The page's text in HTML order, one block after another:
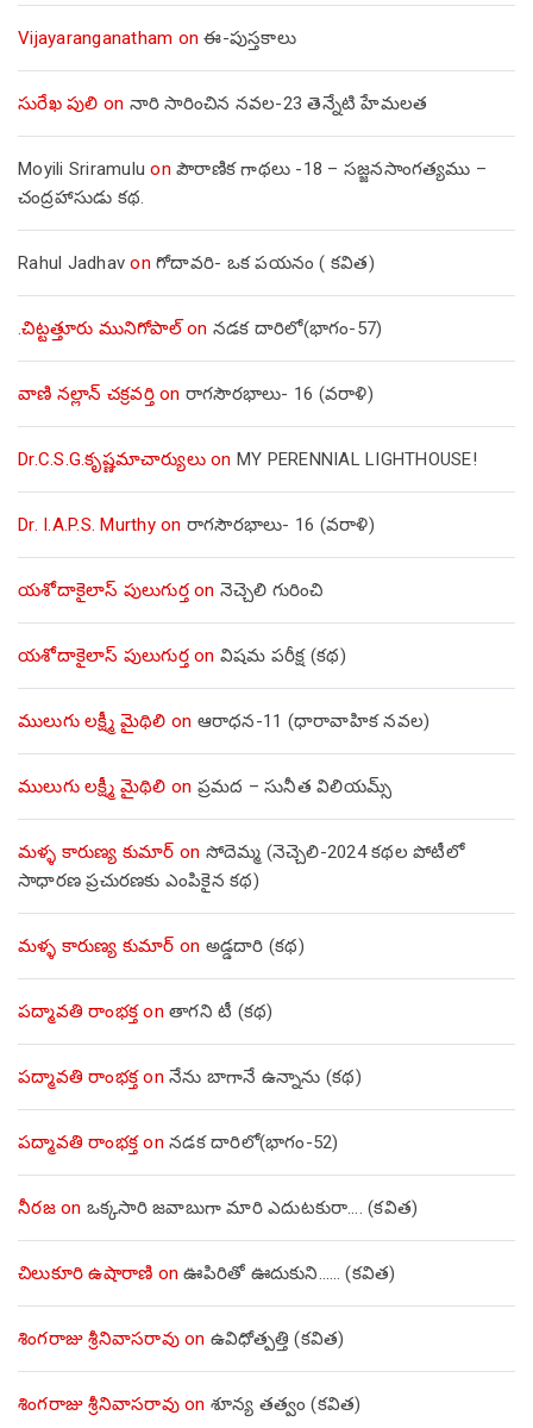
Vijayaranganatham onఈ-పుస్తకాలు
సురేఖ పులి on నారి సారించిన నవల-23 తెన్నేటి హేమలత
Moyili Sriramulu on పౌరాణిక గాథలు -18 – సజ్జనసాంగత్యము –
చంద్రహాసుడు కథ.
Rahul Jadhav on గోదావరి- ఒక పయనం ( కవిత)
.చిట్టత్తూరు మునిగోపాల్on నడక దారిలో(భాగం-57)
వాణి నల్లాన్ చక్రవర్తిon రాగసౌరభాలు- 16 (వరాళి)
Dr.C.S.G.కృష్ణమాచార్యులుon MY PERENNIAL LIGHTHOUSE!
Dr. I.A.P.S. Murthyon రాగసౌరభాలు- 16 (వరాళి)
యశోదాకైలాస్ పులుగుర్తon నెచ్చెలి గురించి
యశోదాకైలాస్ పులుగుర్తon విషమ పరీక్ష (క‌థ‌)
ములుగు లక్ష్మీ మైథిలి on ఆరాధన-11 (ధారావాహిక నవల)
ములుగు లక్ష్మీ మైథిలి on ప్రమద – సునీత విలియమ్స్
మళ్ళ కారుణ్య కుమార్ on సోదెమ్మ (నెచ్చెలి-2024 కథల పోటీలో
సాధారణ ప్రచురణకు ఎంపికైన కథ)
మళ్ళ కారుణ్య కుమార్ on అడ్డదారి (కథ)
పద్మావతి రాంభక్తon తాగని టీ (కథ)
పద్మావతి రాంభక్తon నేను బాగానే ఉన్నాను (క‌థ‌)
పద్మావతి రాంభక్తon నడక దారిలో(భాగం-52)
నీరజon ఒక్కసారి జవాబుగా మారి ఎదుటకురా…. (కవిత)
చిలుకూరి ఉషారాణి onఊపిరితో ఊదుకుని…… (కవిత)
శింగరాజు శ్రీనివాసరావుon ఉవిధోత్పత్తి (కవిత)
శింగరాజు శ్రీనివాసరావుon శూన్య తత్వం (కవిత)